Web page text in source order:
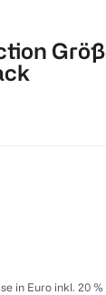
in Euro inkl. 20